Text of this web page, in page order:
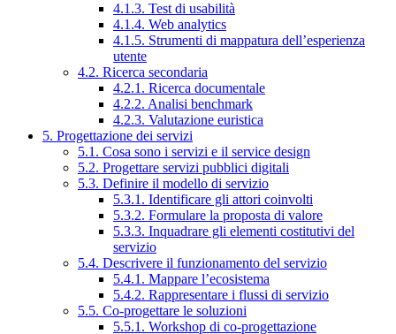
4.1.3. Test di usabilità
4.1.4. Web analytics
4.1.5. Strumenti di mappatura dell’esperienza
utente
4.2. Ricerca secondaria
4.2.1. Ricerca documentale
4.2.2. Analisi benchmark
4.2.3. Valutazione euristica
5. Progettazione dei servizi
5.1. Cosa sono i servizi e il service design
5.2. Progettare servizi pubblici digitali
5.3. Definire il modello di servizio
5.3.1. Identificare gli attori coinvolti
5.3.2. Formulare la proposta di valore
5.3.3. Inquadrare gli elementi costitutivi del
servizio
5.4. Descrivere il funzionamento del servizio
5.4.1. Mappare l’ecosistema
5.4.2. Rappresentare i flussi di servizio
5.5. Co-progettare le soluzioni
5.5.1. Workshop di co-progettazione